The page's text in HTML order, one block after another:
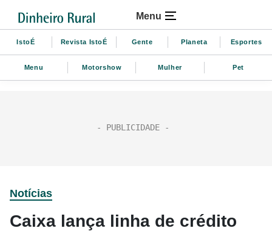
Menu
IstoÉ Revista IstoÉ Gente Planeta Esportes
Menu Motorshow Mulher Pet
Notícias
Caixa lança linha de crédito